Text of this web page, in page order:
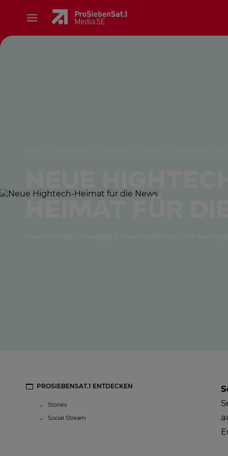
PROSIEBENSAT.1 ENTDECKEN
Stories
Social Stream